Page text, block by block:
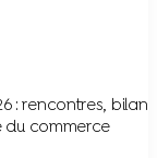
: rencontres, bilan
du commerce